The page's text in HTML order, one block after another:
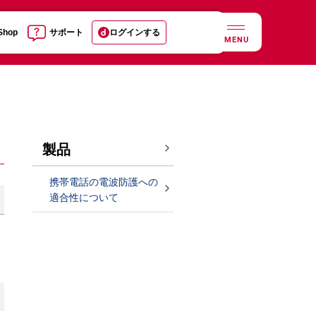
サポート ログインする
MENU
製品
携帯電話の電波防護への
適合性について